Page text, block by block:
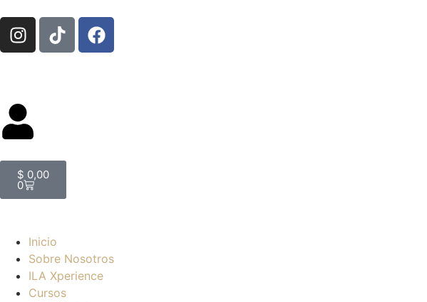
$ 0,00
0
Inicio
Sobre Nosotros
ILA Xperience
Cursos